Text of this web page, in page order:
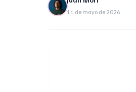
11 de mayo de 2026